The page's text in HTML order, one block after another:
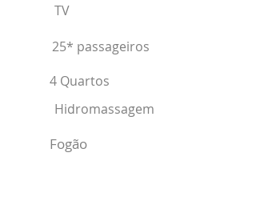
TV
25* passageiros
4 Quartos
Hidromassagem
Fogão